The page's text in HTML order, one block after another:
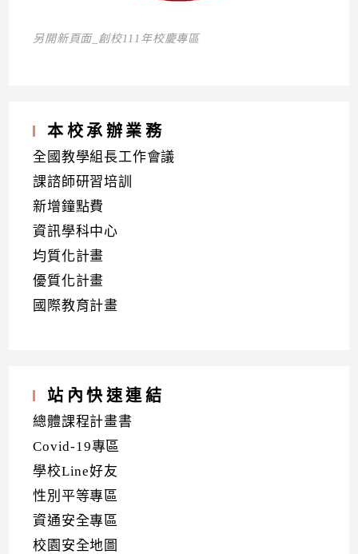
另開新頁面_創校111年校慶專區
本校承辦業務
全國教學組長工作會議
課諮師研習培訓
新增鐘點費
資訊學科中心
均質化計畫
優質化計畫
國際教育計畫
站內快速連結
總體課程計畫書
Covid-19專區
學校Line好友
性別平等專區
資通安全專區
校園安全地圖